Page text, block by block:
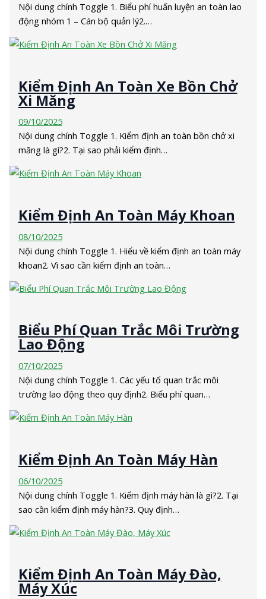
Nội dung chính Toggle 1. Biểu phí huấn luyện an toàn lao
động nhóm 1 – Cán bộ quản lý2.…
Kiểm Định An Toàn Xe Bồn Chở
Xi Măng
09/10/2025
Nội dung chính Toggle 1. Kiểm định an toàn bồn chở xi
măng là gì?2. Tại sao phải kiểm định…
Kiểm Định An Toàn Máy Khoan
08/10/2025
Nội dung chính Toggle 1. Hiểu về kiểm định an toàn máy
khoan2. Vì sao cần kiểm định an toàn…
Biểu Phí Quan Trắc Môi Trường
Lao Động
07/10/2025
Nội dung chính Toggle 1. Các yếu tố quan trắc môi
trường lao động theo quy định2. Biểu phí quan…
Kiểm Định An Toàn Máy Hàn
06/10/2025
Nội dung chính Toggle 1. Kiểm định máy hàn là gì?2. Tại
sao cần kiểm định máy hàn?3. Quy định…
Kiểm Định An Toàn Máy Đào,
Máy Xúc